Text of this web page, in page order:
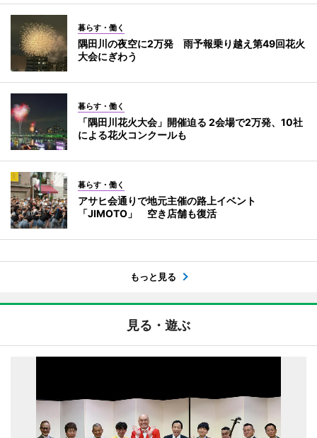
暮らす・働く
隅田川の夜空に2万発 雨予報乗り越え第49回花火
大会にぎわう
暮らす・働く
「隅田川花火大会」開催迫る 2会場で2万発、10社
による花火コンクールも
暮らす・働く
アサヒ会通りで地元主催の路上イベント
「JIMOTO」 空き店舗も復活
もっと見る
見る・遊ぶ